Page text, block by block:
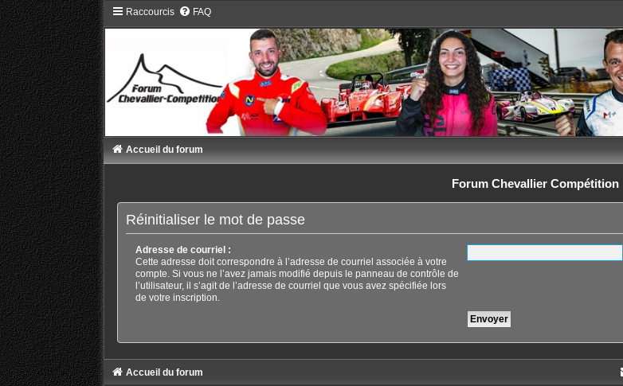
Raccourcis FAQ
Accueil du forum
Forum Chevallier Compétition
Réinitialiser le mot de passe
Adresse de courriel :
Cette adresse doit correspondre à l’adresse de courriel associée à votre
compte. Si vous ne l’avez jamais modifié depuis le panneau de contrôle de
l’utilisateur, il s’agit de l’adresse de courriel que vous avez spécifiée lors
de votre inscription.
Accueil du forum